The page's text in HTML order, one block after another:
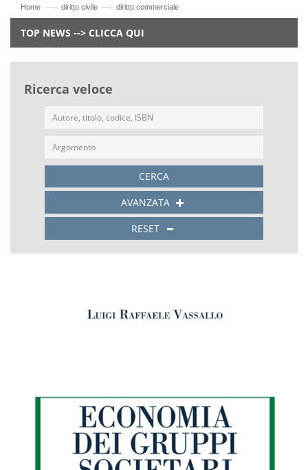
Home —› diritto civile —› diritto commerciale
TOP NEWS --> CLICCA QUI
Ricerca veloce
CERCA
AVANZATA
RESET